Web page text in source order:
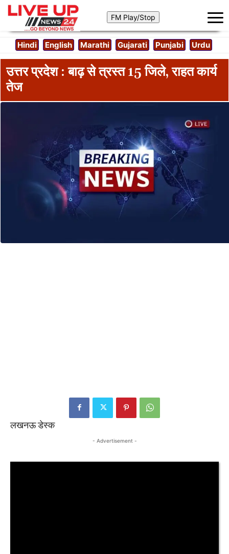
Hindi English Marathi Gujarati Punjabi Urdu
उत्तर प्रदेश : बाढ़ से त्रस्त 15 जिले, राहत कार्य
तेज
लखनऊ डेस्क
- Advertisement -